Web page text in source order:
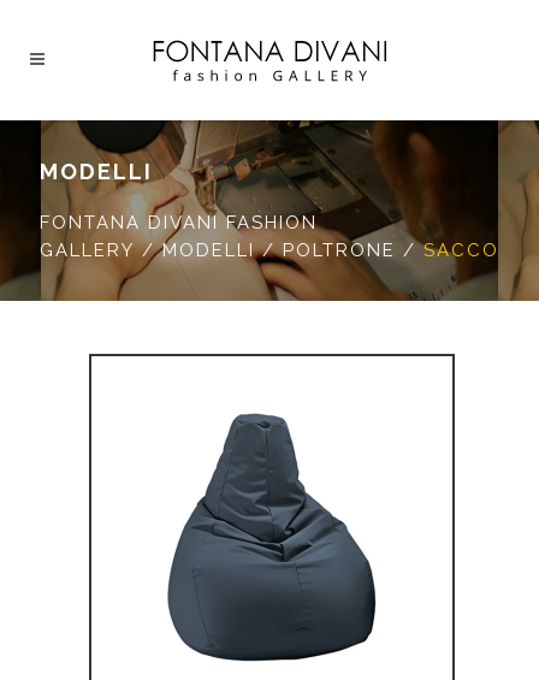
MODELLI
FONTANA DIVANI FASHION
GALLERY/MODELLI/POLTRONE /SACCO